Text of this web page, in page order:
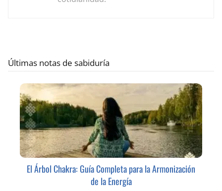
Últimas notas de sabiduría
El Árbol Chakra: Guía Completa para la Armonización
de la Energía